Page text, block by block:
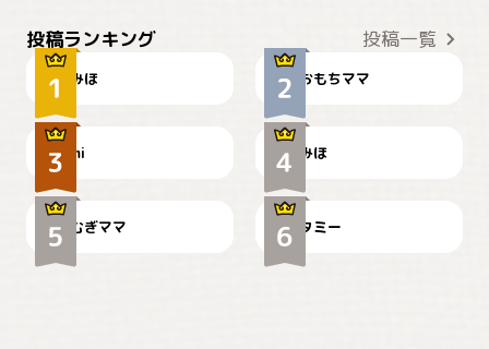
投稿ランキング 投稿一覧
みほ おもちママ
可愛い？
mi
見てるぞぉ
みほ
🌻とむぎ！
むぎママ
ドーベルマンのお友達邸に
て
タミー